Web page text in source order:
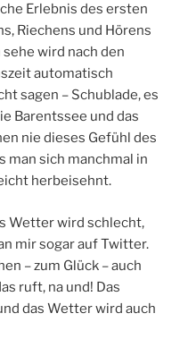
Erlebnis des ersten
Riechens und Hörens
wird nach den
automatisch
sagen – Schublade, es
Barentssee und das
nie dieses Gefühl des
man sich manchmal in
herbeisehnt.
Wetter wird schlecht,
mir sogar auf Twitter.
– zum Glück – auch
ruft, na und! Das
das Wetter wird auch